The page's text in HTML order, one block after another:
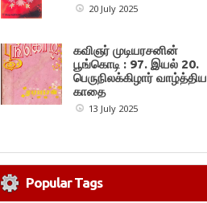
20 July 2025
கவிஞர் முடியரசனின்
பூங்கொடி : 97. இயல் 20.
பெருநிலக்கிழார் வாழ்த்திய
காதை
13 July 2025
Popular Tags